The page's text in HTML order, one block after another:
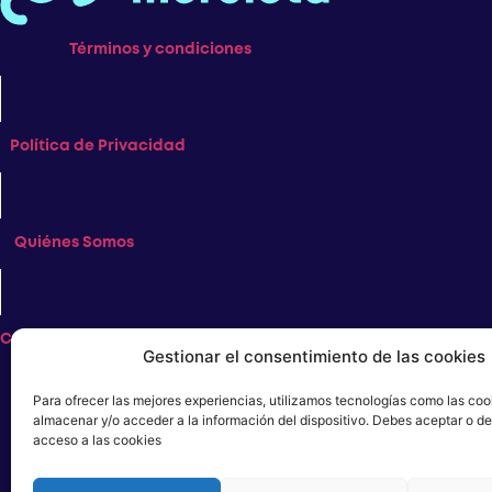
Gestionar el consentimiento de las cookies
Para ofrecer las mejores experiencias, utilizamos tecnologías como las
almacenar y/o acceder a la información del dispositivo. Debes aceptar o
acceso a las cookies
Términos y condiciones
Política de Privacidad
Quiénes Somos
Contacto